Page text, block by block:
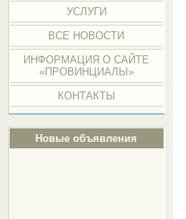
УСЛУГИ
ВСЕ НОВОСТИ
ИНФОРМАЦИЯ О САЙТЕ
«ПРОВИНЦИАЛЫ»
КОНТАКТЫ
Новые объявления